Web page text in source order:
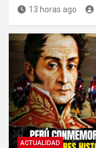
13 horas ago
ACTUALIDAD